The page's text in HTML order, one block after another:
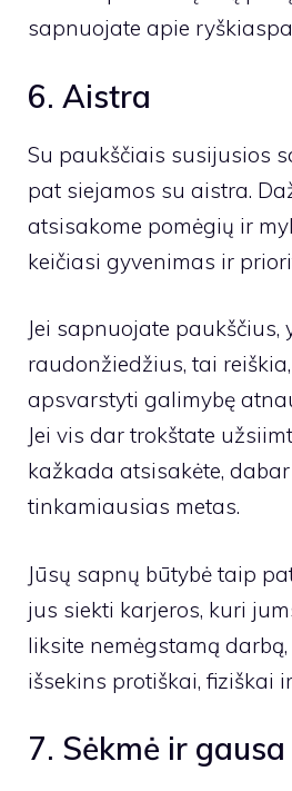
sapnuojate apie
6. Aistra
Su paukščiais susijusios
pat siejamos su aistra.
atsisakome pomėgių ir
keičiasi gyvenimas ir
Jei sapnuojate paukščius,
raudonžiedžius, tai
apsvarstyti galimybę
Jei vis dar trokštate
kažkada atsisakėte,
tinkamiausias metas.
Jūsų sapnų būtybė taip
jus siekti karjeros, kuri
liksite nemėgstamą
išsekins protiškai, fiziškai
7. Sėkmė ir gausa